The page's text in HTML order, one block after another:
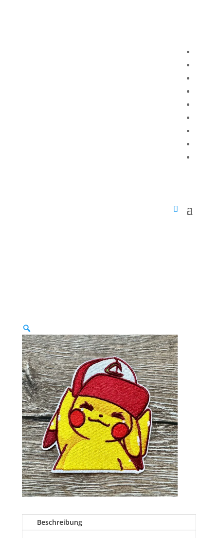
Beschreibung